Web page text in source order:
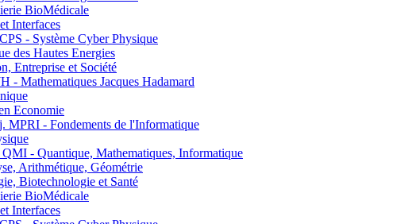
BioMédicale
Interfaces
- Système Cyber Physique
des Hautes Energies
Entreprise et Société
Mathematiques Jacques Hadamard
Economie
- Fondements de l'Informatique
- Quantique, Mathematiques, Informatique
Arithmétique, Géométrie
Biotechnologie et Santé
BioMédicale
Interfaces